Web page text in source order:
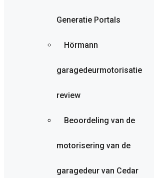
Generatie Portals
Hörmann
garagedeurmotorisatie
review
Beoordeling van de
motorisering van de
garagedeur van Cedar